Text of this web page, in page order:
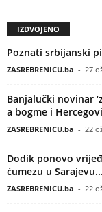
IZDVOJENO
Poznati srbijanski
ZASREBRENICU.ba - 27
Banjalučki novinar
a bogme i
ZASREBRENICU.ba - 22
Dodik ponovo
ćumezu u
ZASREBRENICU.ba - 22